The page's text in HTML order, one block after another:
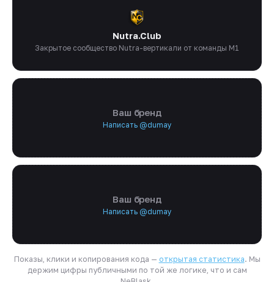
Nutra.Club
Закрытое сообщество Nutra-вертикали от команды M1
Ваш бренд
Написать @dumay
Ваш бренд
Написать @dumay
Показы, клики и копирования кода — открытая статистика. Мы
держим цифры публичными по той же логике, что и сам